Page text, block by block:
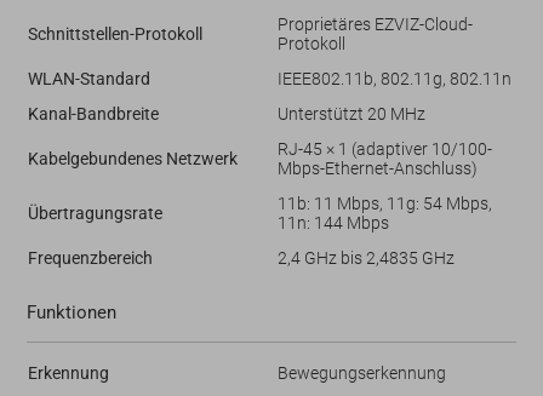
Schnittstellen-Protokoll
Proprietäres EZVIZ-Cloud-
Protokoll
WLAN-Standard
IEEE802.11b, 802.11g, 802.11n
Kanal-Bandbreite
Unterstützt 20 MHz
Kabelgebundenes Netzwerk
RJ-45 × 1 (adaptiver 10/100-
Mbps-Ethernet-Anschluss)
Übertragungsrate
11b: 11 Mbps, 11g: 54 Mbps,
11n: 144 Mbps
Frequenzbereich
2,4 GHz bis 2,4835 GHz
Funktionen
Erkennung Bewegungserkennung